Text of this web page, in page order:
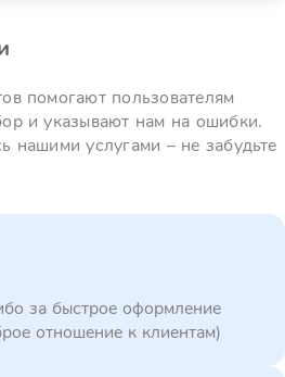
помогают пользователям
и указывают нам на ошибки.
нашими услугами – не забудьте
за быстрое оформление
отношение к клиентам)